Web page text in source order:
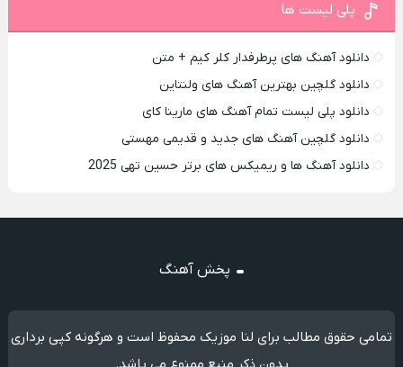
پلی لیست ها
دانلود آهنگ های پرطرفدار کلر کیم + متن
دانلود گلچین بهترین آهنگ های ولنتاین
دانلود پلی لیست تمام آهنگ های مارینا کای
دانلود گلچین آهنگ های جدید و قدیمی مهستی
دانلود آهنگ ها و ریمیکس های برتر حسین تهی 2025
پخش آهنگ
تمامی حقوق مطالب برای لنا موزیک محفوظ است و هرگونه کپی برداری